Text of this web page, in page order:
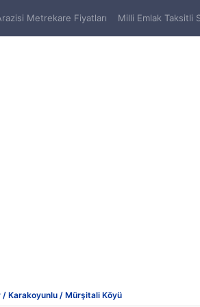
Metrekare Fiyatları Milli Emlak Taksitli
/ Karakoyunlu / Mürşitali Köyü